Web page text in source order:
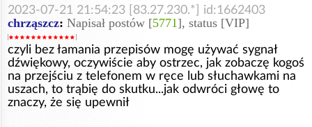
2023-07-21 21:54:23 [83.27.230.*] id:1662403
chrząszcz: Napisał postów [5771], status [VIP]
czyli bez łamania przepisów mogę używać sygnał
dźwiękowy, oczywiście aby ostrzec, jak zobaczę kogoś
na przejściu z telefonem w ręce lub słuchawkami na
uszach, to trąbię do skutku...jak odwróci głowę to
znaczy, że się upewnił